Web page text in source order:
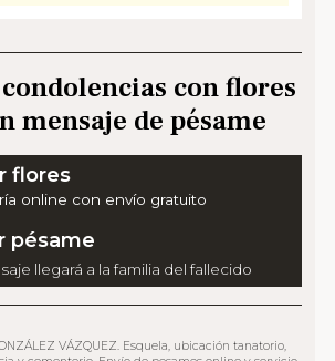
con flores
mensaje de pésame
flores
online con envío gratuito
pésame
llegará a la familia del fallecido
VÁZQUEZ. Esquela, ubicación tanatorio,